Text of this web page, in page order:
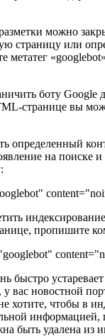
можно
страницу или
метатег
боту Google
странице вы
определенный
на поиске
пропишите
быстро
у вас новостной
хотите, чтобы в
информацией,
быть удалена из